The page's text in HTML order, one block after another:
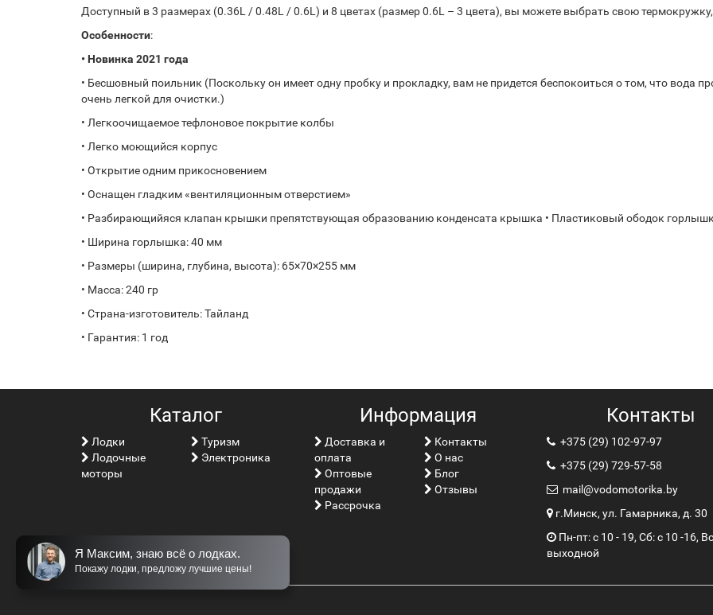
Доступный в 3 размерах (0.36L / 0.48L / 0.6L) и 8 цветах (размер 0.6L – 3 цвета), вы можете выбрать свою
Особенности:
• Новинка 2021 года
• Бесшовный поильник (Поскольку он имеет одну пробку и прокладку, вам не придется беспокоиться о том, что вода
очень легкой для очистки.)
• Легкоочищаемое тефлоновое покрытие колбы
• Легко моющийся корпус
• Открытие одним прикосновением
• Оснащен гладким «вентиляционным отверстием»
• Разбирающийяся клапан крышки препятствующая образованию конденсата крышка • Пластиковый ободок
• Ширина горлышка: 40 мм
• Размеры (ширина, глубина, высота): 65×70×255 мм
• Масса: 240 гр
• Страна-изготовитель: Тайланд
• Гарантия: 1 год
Каталог
Лoдки
Лодочные
моторы
Туризм
Электроника
Информация
Доставка и
оплата
Оптовые
продажи
Рассрочка
Контакты
О нас
Блог
Отзывы
Контакты
+375 (29) 102-97-97
+375 (29) 729-57-58
mail@vodomotorika.by
г.Минск, ул. Гамарника, д. 30
Пн-пт: с 10 - 19, Сб: с 10 -16,
выходной
Я Максим, знаю всё о лодках.
Покажу лодки, предложу лучшие цены!